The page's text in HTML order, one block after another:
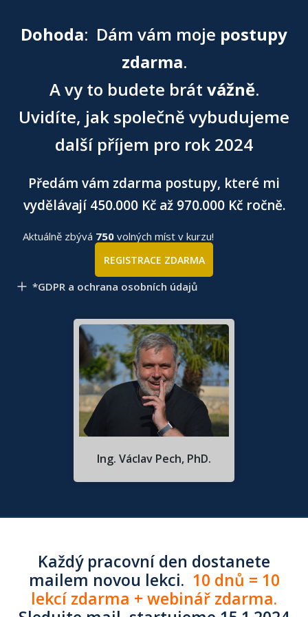
Dohoda: Dám vám moje postupy
zdarma.
A vy to budete brát vážně.
Uvidíte, jak společně vybudujeme
další příjem pro rok 2024
Předám vám zdarma postupy, které mi
vydělávají 450.000 Kč až 970.000 Kč ročně.
Aktuálně zbývá 750 volných míst v kurzu!
REGISTRACE ZDARMA
*GDPR a ochrana osobních údajů
Ing. Václav Pech, PhD.
Každý pracovní den dostanete
mailem novou lekci. 10 dnů = 10
lekcí zdarma + webinář zdarma.